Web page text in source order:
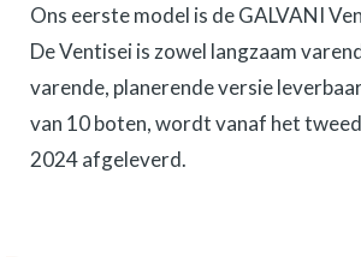
Ons eerste model is de GALVANI
De Ventisei is zowel langzaam
varende, planerende versie
van 10 boten, wordt vanaf het
2024 afgeleverd.